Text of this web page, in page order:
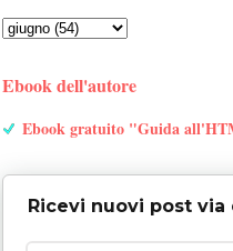
Ebook dell'autore
Ebook gratuito "Guida
Ricevi nuovi post via